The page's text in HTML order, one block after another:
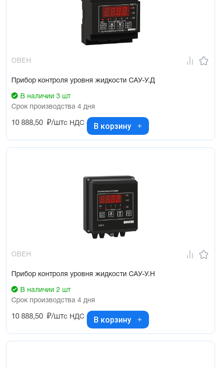
ОВЕН
Прибор контроля уровня жидкости САУ-У.Д
В наличии 3 шт
Срок производства 4 дня
10 888,50 ₽/штс НДС В корзину
ОВЕН
Прибор контроля уровня жидкости САУ-У.Н
В наличии 2 шт
Срок производства 4 дня
10 888,50 ₽/штс НДС В корзину